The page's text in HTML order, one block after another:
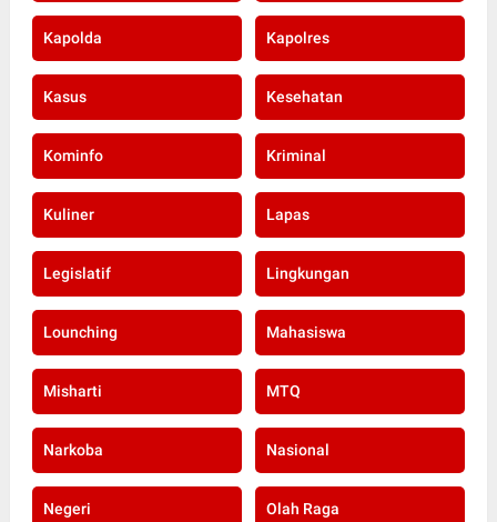
Kapolda Kapolres
Kasus Kesehatan
Kominfo Kriminal
Kuliner Lapas
Legislatif Lingkungan
Lounching Mahasiswa
Misharti MTQ
Narkoba Nasional
Negeri Olah Raga